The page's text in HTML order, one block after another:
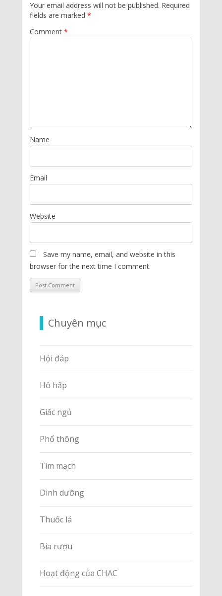
Your email address will not be published. Required
fields are marked *
Comment *
Name
Email
Website
Save my name, email, and website in this
browser for the next time I comment.
Chuyên mục
Hỏi đáp
Hô hấp
Giấc ngủ
Phổ thông
Tim mạch
Dinh dưỡng
Thuốc lá
Bia rượu
Hoạt động của CHAC